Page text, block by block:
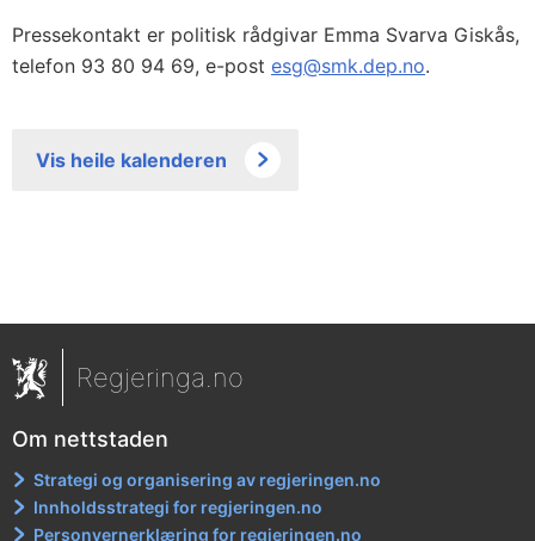
Pressekontakt er politisk rådgivar Emma Svarva Giskås,
telefon 93 80 94 69, e-post esg@smk.dep.no.
Vis heile kalenderen
Regjeringa.no
Om nettstaden
Strategi og organisering av regjeringen.no
Innholdsstrategi for regjeringen.no
Personvernerklæring for regjeringen.no